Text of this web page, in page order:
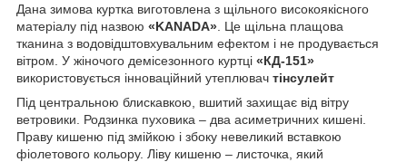
Дана зимова куртка виготовлена з щільного високоякісного
матеріалу під назвою «KANADA» . Це щільна плащова
тканина з водовідштовхувальним ефектом і не продувається
вітром. У жіночого демісезонного куртці «КД-151»
використовується інноваційний утеплювач тінсулейт
Під центральною блискавкою, вшитий захищає від вітру
ветровики. Родзинка пуховика – два асиметричних кишені.
Праву кишеню під змійкою і збоку невеликий вставкою
фіолетового кольору. Ліву кишеню – листочка, який